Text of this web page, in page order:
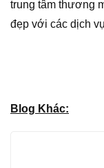
trung tâm thương
đẹp với các dịch
Blog Khác: